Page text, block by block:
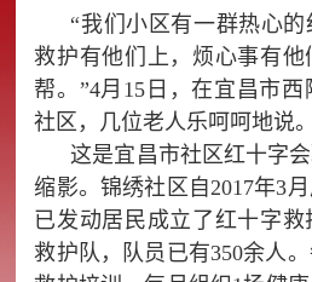
“我们小区有一群热心
救护有他们上，烦心事有他
帮。”4月15日，在宜昌市
社区，几位老人乐呵呵地说。
这是宜昌市社区红十字
缩影。锦绣社区自2017年3
已发动居民成立了红十字
救护队，队员已有350余人